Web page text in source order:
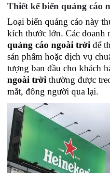
Thiết kế biển quảng cáo
Loại biển quảng cáo này
kích thước lớn. Các doanh
quảng cáo ngoài trời để
sản phẩm hoặc dịch vụ
tượng ban đầu cho khách
ngoài trời thường được
mắt, đông người qua lại.